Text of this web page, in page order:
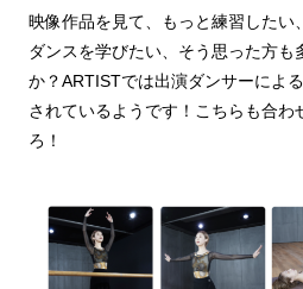
映像作品を見て、もっと練習したい
ダンスを学びたい、そう思った方も
か？ARTISTでは出演ダンサーによ
されているようです！こちらも合わ
ろ！